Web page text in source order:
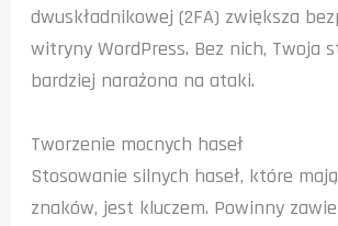
dwuskładnikowej (2FA) zwiększa
witryny WordPress. Bez nich, Twoja
bardziej narażona na ataki.
Tworzenie mocnych haseł
Stosowanie silnych haseł, które
znaków, jest kluczem. Powinny